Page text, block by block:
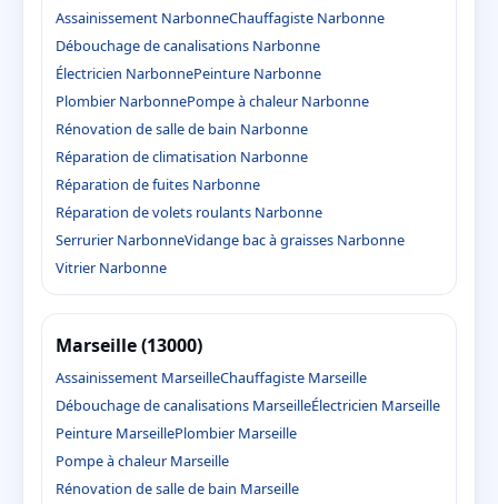
Assainissement NarbonneChauffagiste Narbonne
Débouchage de canalisations Narbonne
Électricien NarbonnePeinture Narbonne
Plombier NarbonnePompe à chaleur Narbonne
Rénovation de salle de bain Narbonne
Réparation de climatisation Narbonne
Réparation de fuites Narbonne
Réparation de volets roulants Narbonne
Serrurier NarbonneVidange bac à graisses Narbonne
Vitrier Narbonne
Marseille (13000)
Assainissement MarseilleChauffagiste Marseille
Débouchage de canalisations MarseilleÉlectricien Marseille
Peinture MarseillePlombier Marseille
Pompe à chaleur Marseille
Rénovation de salle de bain Marseille